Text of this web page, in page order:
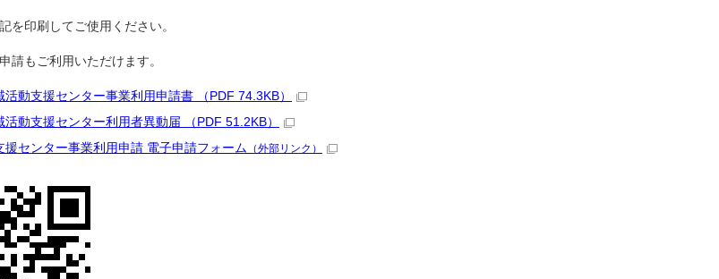
を印刷してご使用ください。
請もご利用いただけます。
活動支援センター事業利用申請書 （PDF 74.3KB）
活動支援センター利用者異動届 （PDF 51.2KB）
援センター事業利用申請 電子申請フォーム （外部リンク）